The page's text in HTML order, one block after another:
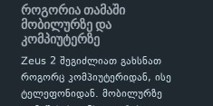
როგორია თამაში
მობილურზე და
კომპიუტერზე
Zeus 2 შეგიძლიათ გახსნათ
როგორც კომპიუტერიდან, ისე
ტელეფონიდან. მობილურზე